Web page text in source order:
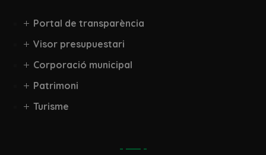
Portal de transparència
Visor presupuestari
Corporació municipal
Patrimoni
Turisme